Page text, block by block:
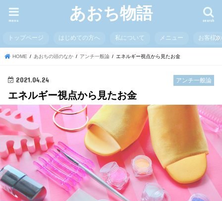
あおち物語 search
menu
トップページ はじめての方へ 私について メニュー お客様
HOME あおちの頭のなか アンチ一般論 エネルギー視点から見たお金
アンチ一般論
2021.04.24
エネルギー視点から見たお金